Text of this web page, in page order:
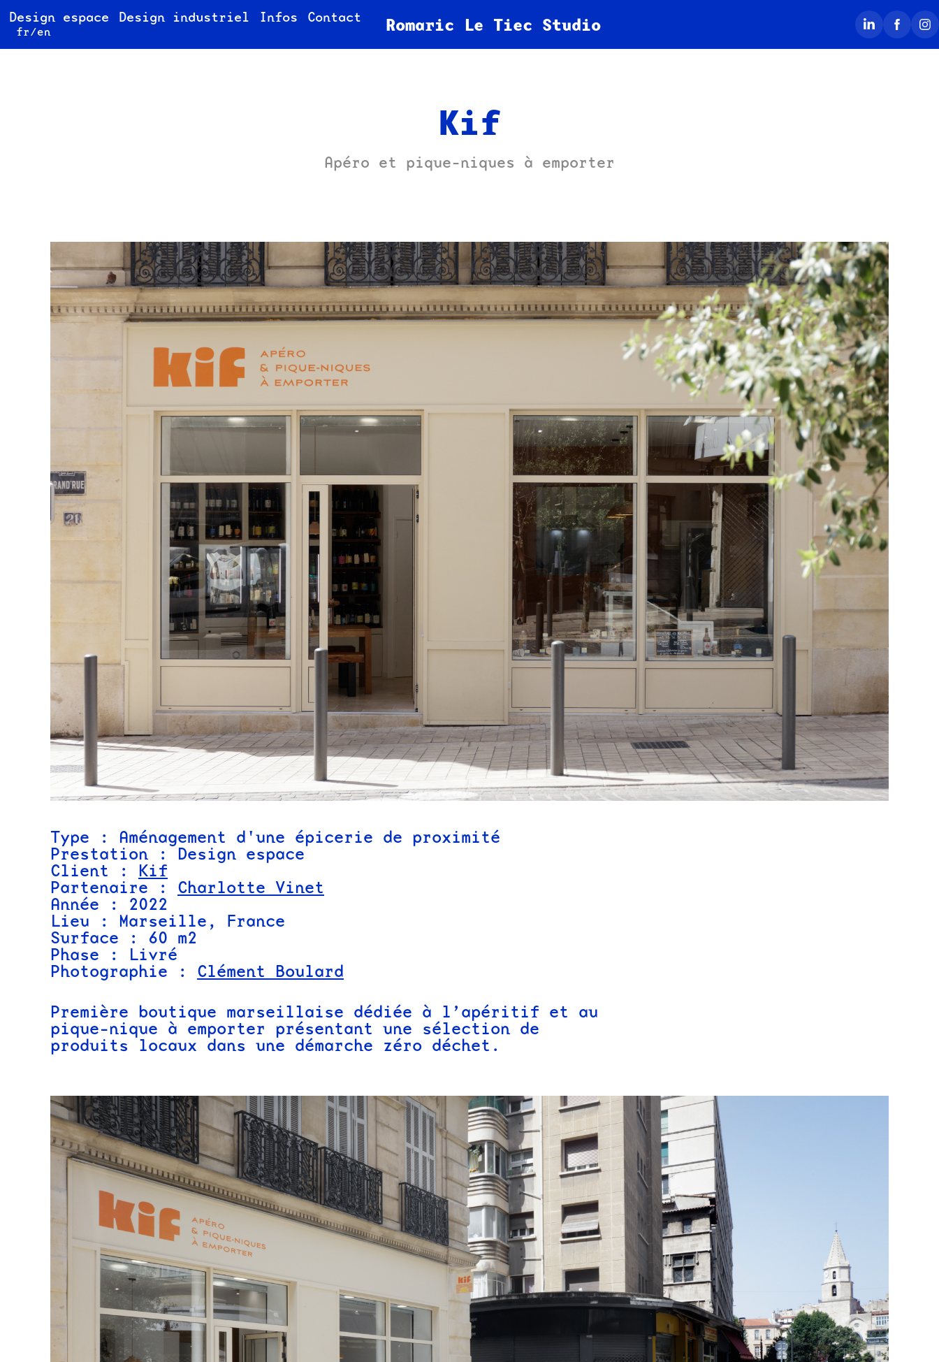
Design espace Design industriel Infos Contact
fr/en Romaric Le Tiec Studio
Kif
Apéro et pique-niques à emporter
Type : Aménagement d'une épicerie de proximité
Prestation : Design espace
Client : Kif
Partenaire : Charlotte Vinet
Année : 2022
Lieu : Marseille, France
Surface : 60 m2
Phase : Livré
Photographie : Clément Boulard
Première boutique marseillaise dédiée à l’apéritif et au
pique-nique à emporter présentant une sélection de
produits locaux dans une démarche zéro déchet.